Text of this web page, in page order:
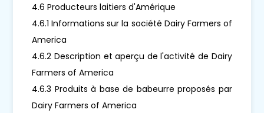
4.6 Producteurs laitiers d'Amérique
4.6.1 Informations sur la société Dairy Farmers of
America
4.6.2 Description et aperçu de l'activité de Dairy
Farmers of America
4.6.3 Produits à base de babeurre proposés par
Dairy Farmers of America